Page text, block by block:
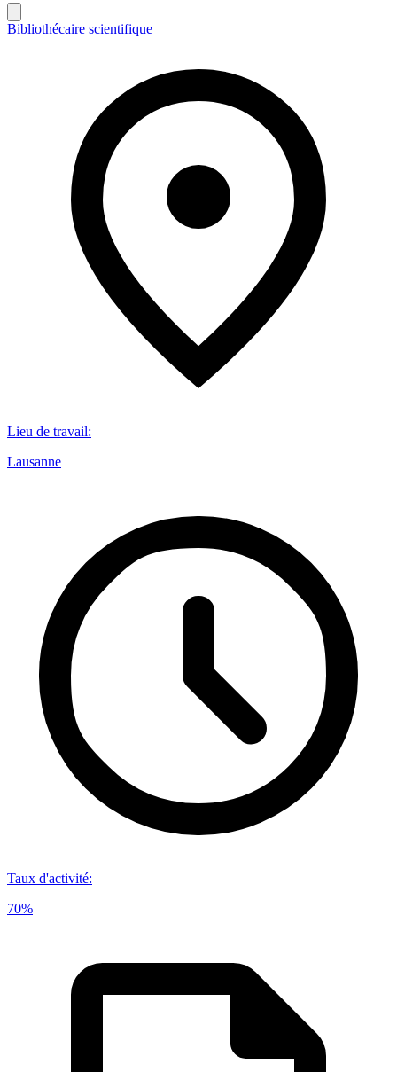
Bibliothécaire scientifique
Lieu de travail:
Lausanne
Taux d'activité:
70%